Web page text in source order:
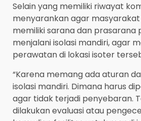
Selain yang memiliki riwayat
menyarankan agar
memiliki sarana dan prasarana
menjalani isolasi mandiri, agar
perawatan di lokasi isoter
“Karena memang ada aturan
isolasi mandiri. Dimana harus
agar tidak terjadi penyebaran.
dilakukan evaluasi atau